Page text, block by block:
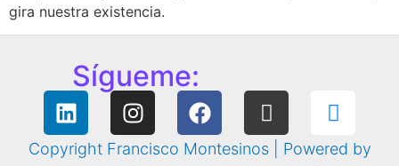
gira nuestra existencia.
Sígueme:
Copyright Francisco Montesinos | Powered by